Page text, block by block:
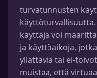
turvatunnusten
käyttöturvallisuutta.
käyttäjä voi
ja käyttöaikoja,
yllättäviä tai ei-
muistaa, että